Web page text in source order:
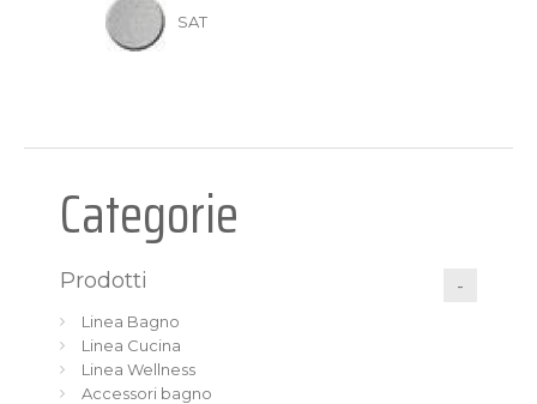
SAT
Categorie
Prodotti
Linea Bagno
Linea Cucina
Linea Wellness
Accessori bagno